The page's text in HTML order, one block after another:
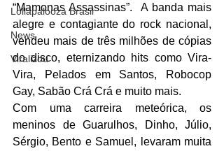
Lollapalooza Brasil
News
Viralizou
“Mamonas Assassinas”.  A banda mais
vendeu mais de três milhões de cópias
do disco, eternizando hits como Vira-
Vira, Pelados em Santos, Robocop
Gay, Sabão Crá Crá e muito mais.
Com uma carreira meteórica, os
meninos de Guarulhos, Dinho, Júlio,
Sérgio, Bento e Samuel, levaram muita